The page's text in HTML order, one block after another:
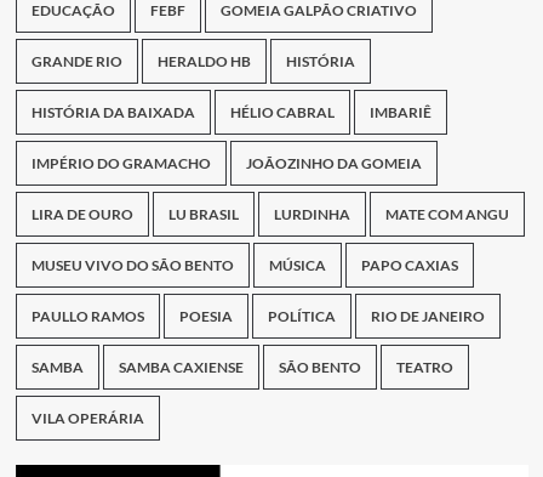
EDUCAÇÃO FEBF GOMEIA GALPÃO CRIATIVO
GRANDE RIO HERALDO HB HISTÓRIA
HISTÓRIA DA BAIXADA HÉLIO CABRAL IMBARIÊ
IMPÉRIO DO GRAMACHO JOÃOZINHO DA GOMEIA
LIRA DE OURO LU BRASIL LURDINHA MATE COM ANGU
MUSEU VIVO DO SÃO BENTO MÚSICA PAPO CAXIAS
PAULLO RAMOS POESIA POLÍTICA RIO DE JANEIRO
SAMBA SAMBA CAXIENSE SÃO BENTO TEATRO
VILA OPERÁRIA